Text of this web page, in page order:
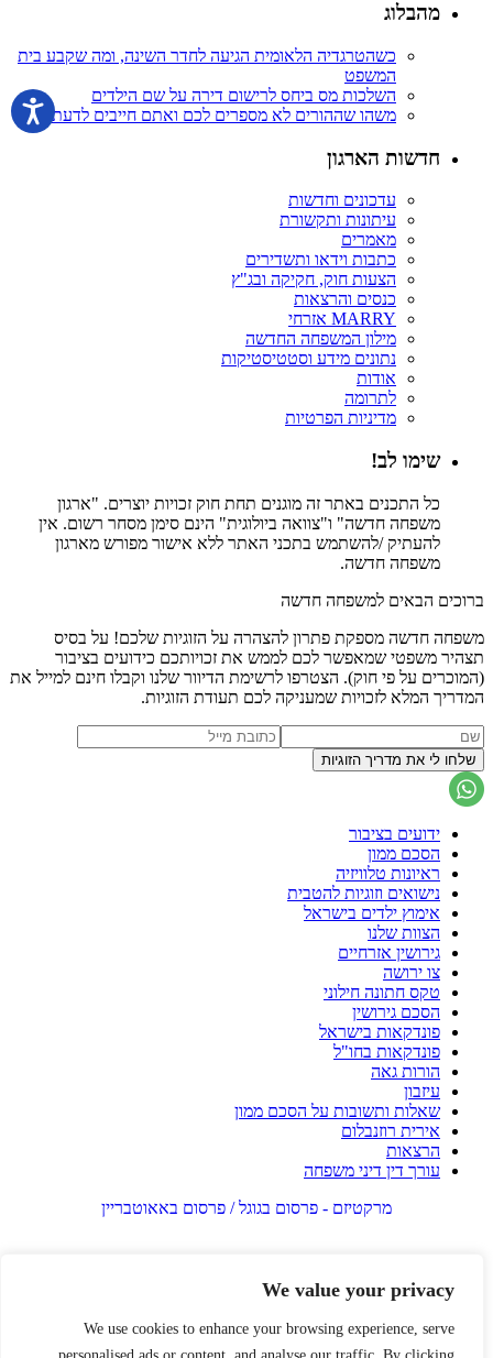
We value your privacy
We use cookies to enhance your browsing experience, serve
מהבלוג
כשהטרגדיה הלאומית הגיעה לחדר השינה, ומה שקבע בית
המשפט
השלכות מס ביחס לרישום דירה על שם הילדים
משהו שההורים לא מספרים לכם ואתם חייבים לדעת
חדשות הארגון
עדכונים וחדשות
עיתונות ותקשורת
מאמרים
כתבות וידאו ותשדירים
הצעות חוק, חקיקה ובג"ץ
כנסים והרצאות
MARRY אזרחי
מילון המשפחה החדשה
נתונים מידע וסטטיסטיקות
אודות
לתרומה
מדיניות הפרטיות
שימו לב!
כל התכנים באתר זה מוגנים תחת חוק זכויות יוצרים. "ארגון
משפחה חדשה" ו"צוואה ביולוגית" הינם סימן מסחר רשום. אין
להעתיק /להשתמש בתכני האתר ללא אישור מפורש מארגון
משפחה חדשה.
ברוכים הבאים למשפחה חדשה
משפחה חדשה מספקת פתרון להצהרה על הזוגיות שלכם! על בסיס
תצהיר משפטי שמאפשר לכם לממש את זכויותכם כידועים בציבור
(המוכרים על פי חוק). הצטרפו לרשימת הדיוור שלנו וקבלו חינם למייל את
המדריך המלא לזכויות שמעניקה לכם תעודת הזוגיות.
ידועים בציבור
הסכם ממון
ראיונות טלוויזיה
נישואים וזוגיות להטבית
אימוץ ילדים בישראל
הצוות שלנו
גירושין אזרחיים
צו ירושה
טקס חתונה חילוני
הסכם גירושין
פונדקאות בישראל
פונדקאות בחו"ל
הורות גאה
עיזבון
שאלות ותשובות על הסכם ממון
אירית רוזנבלום
הרצאות
עורך דין דיני משפחה
מרקטיזם - פרסום בגוגל / פרסום באאוטבריין